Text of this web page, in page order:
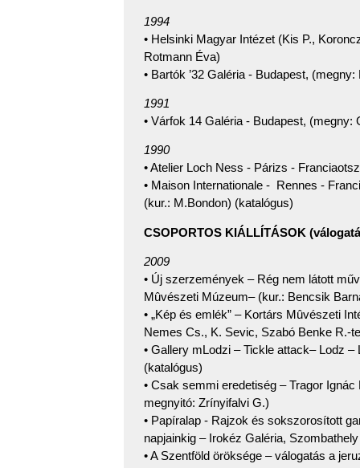
1994
• Helsinki Magyar Intézet (Kis P.,
Rotmann Éva)
• Bartók ’32 Galéria - Budapest,
1991
• Várfok 14 Galéria - Budapest, (megny:
1990
• Atelier Loch Ness - Párizs -
• Maison Internationale - Rennes -
(kur.: M.Bondon) (katalógus)
CSOPORTOS KIÁLLÍTÁSOK
2009
• Új szerzemények – Rég nem látott
Mûvészeti Múzeum– (kur.: Bencsik
• „Kép és emlék” – Kortárs Mûvészeti
Nemes Cs., K. Sevic, Szabó Benke R.-
• Gallery mLodzi – Tickle attack– Lodz
(katalógus)
• Csak semmi eredetiség – Tragor
megnyitó: Zrínyifalvi G.)
• Papíralap - Rajzok és sokszorosított
napjainkig – Irokéz Galéria,
• A Szentföld öröksége – válogatás a